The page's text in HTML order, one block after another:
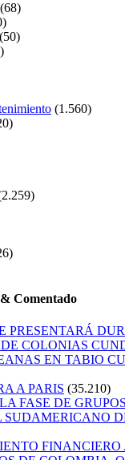
(68)
(50)
(1.560)
Comentado
PRESENTARÁ
COLONIAS
EN TABIO
A PARIS (35.210)
FASE DE
SUDAMERICANO
FINANCIERO